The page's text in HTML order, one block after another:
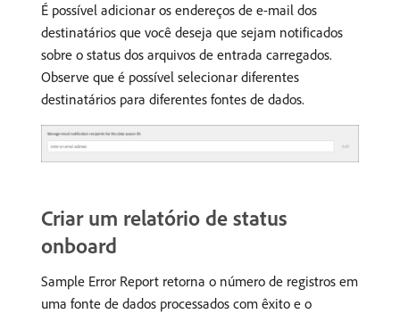
É possível adicionar os endereços de e-mail dos
destinatários que você deseja que sejam notificados
sobre o status dos arquivos de entrada carregados.
Observe que é possível selecionar diferentes
destinatários para diferentes fontes de dados.
Criar um relatório de status
onboard
Sample Error Report retorna o número de registros em
uma fonte de dados processados com êxito e o